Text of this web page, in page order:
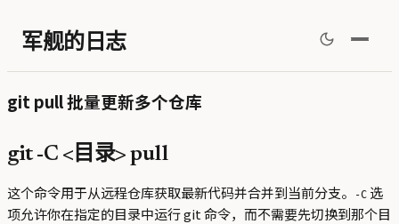
军舰的日志
git pull 批量更新多个仓库
git -C <目录> pull
这个命令用于从远程仓库获取最新代码并合并到当前分支。 -C 选
项允许你在指定的目录中运行 git 命令，而不需要先切换到那个目